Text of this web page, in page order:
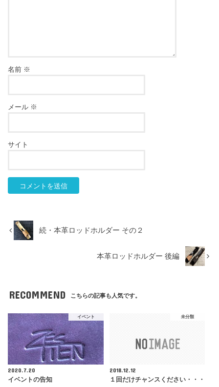
名前 ※
メール ※
サイト
続・本革ロッドホルダー その２
本革ロッドホルダー 後編
RECOMMEND こちらの記事も人気です。
イベント
2020.7.20
イベントの告知
未分類
2018.12.12
１回だけチャンスください・・・